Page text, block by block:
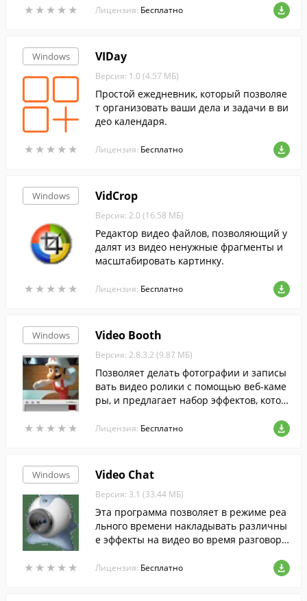
★ ★ ★ ★ ★
★ ★ ★ ★ ★ Лицензия: Бесплатно
Windows
★ ★ ★ ★ ★
★ ★ ★ ★ ★
VIDay
Версия: 1.0 (4.57 МБ)
Простой ежедневник, который позволяе
т организовать ваши дела и задачи в ви
део календаря.
Лицензия: Бесплатно
Windows
★ ★ ★ ★ ★
★ ★ ★ ★ ★
VidCrop
Версия: 2.0 (16.58 МБ)
Редактор видео файлов, позволяющий у
далят из видео ненужные фрагменты и
масштабировать картинку.
Лицензия: Бесплатно
Windows
★ ★ ★ ★ ★
★ ★ ★ ★ ★
Video Booth
Версия: 2.8.3.2 (9.87 МБ)
Позволяет делать фотографии и записы
вать видео ролики с помощью веб-каме
ры, и предлагает набор эффектов, котор
Лицензия: Бесплатно
Windows
★ ★ ★ ★ ★
★ ★ ★ ★ ★
Video Chat
Версия: 3.1 (33.44 МБ)
Эта программа позволяет в режиме реа
льного времени накладывать различны
е эффекты на видео во время разговоро
senger, CamFrog и пр.
Лицензия: Бесплатно